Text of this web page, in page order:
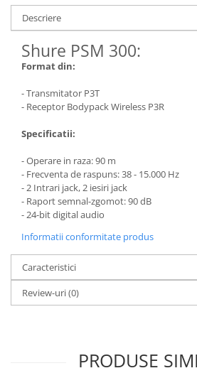
Interfete audio
Interfete MIDI si Cabluri Midi-USB
Microfoane de studio
Monitoare de studio
Preamplificatoare
Rack studio
Recordere de studio
Recordere portabile
Sintetizatoare
Standuri si stative de monitoare
Lumini si efecte
Accesorii pentru lumini
Bare Led
Comenzi si controllere
Descriere
Shure PSM 300:
Format din:
- Transmitator P3T
- Receptor Bodypack Wireless P3R
Specificatii:
- Operare in raza: 90 m
- Frecventa de raspuns: 38 - 15.000 Hz
- 2 Intrari jack, 2 iesiri jack
- Raport semnal-zgomot: 90 dB
- 24-bit digital audio
Informatii conformitate produs
Caracteristici
Review-uri(0)
PRODUSE